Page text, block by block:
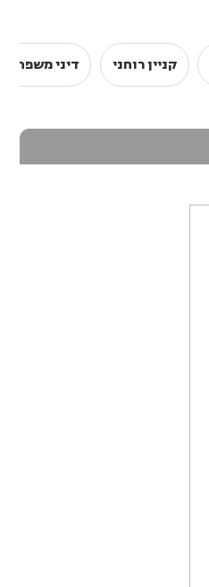
קניין רוחני דיני משפחה